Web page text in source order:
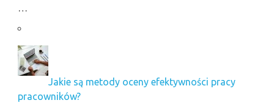
…
Jakie są metody oceny efektywności pracy
pracowników?